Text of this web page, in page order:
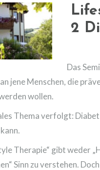
2
Das
jene Menschen, die
wollen.
Thema verfolgt:
Therapie“ gibt weder
Sinn zu verstehen.